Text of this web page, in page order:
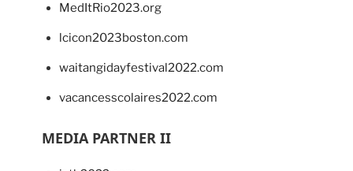
MedItRio2023.org
lcicon2023boston.com
waitangidayfestival2022.com
vacancesscolaires2022.com
MEDIA PARTNER II